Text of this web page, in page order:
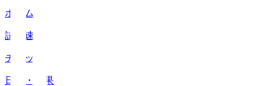
ホーム
試合速報
チケット
日程・結果